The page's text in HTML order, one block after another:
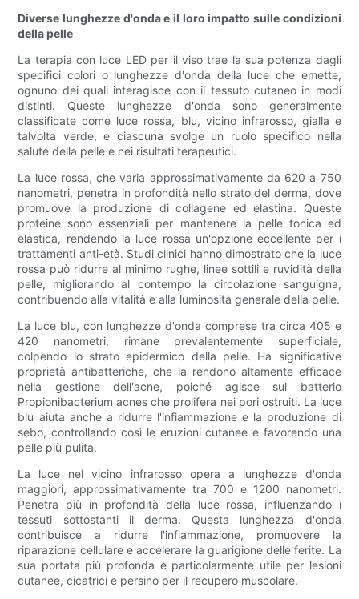
Diverse lunghezze d'onda e il loro impatto sulle condizioni
della pelle
La terapia con luce LED per il viso trae la sua potenza dagli
specifici colori o lunghezze d'onda della luce che emette,
ognuno dei quali interagisce con il tessuto cutaneo in modi
distinti. Queste lunghezze d'onda sono generalmente
classificate come luce rossa, blu, vicino infrarosso, gialla e
talvolta verde, e ciascuna svolge un ruolo specifico nella
salute della pelle e nei risultati terapeutici.
La luce rossa, che varia approssimativamente da 620 a 750
nanometri, penetra in profondità nello strato del derma, dove
promuove la produzione di collagene ed elastina. Queste
proteine ​​sono essenziali per mantenere la pelle tonica ed
elastica, rendendo la luce rossa un'opzione eccellente per i
trattamenti anti-età. Studi clinici hanno dimostrato che la luce
rossa può ridurre al minimo rughe, linee sottili e ruvidità della
pelle, migliorando al contempo la circolazione sanguigna,
contribuendo alla vitalità e alla luminosità generale della pelle.
La luce blu, con lunghezze d'onda comprese tra circa 405 e
420 nanometri, rimane prevalentemente superficiale,
colpendo lo strato epidermico della pelle. Ha significative
proprietà antibatteriche, che la rendono altamente efficace
nella gestione dell'acne, poiché agisce sul batterio
Propionibacterium acnes che prolifera nei pori ostruiti. La luce
blu aiuta anche a ridurre l'infiammazione e la produzione di
sebo, controllando così le eruzioni cutanee e favorendo una
pelle più pulita.
La luce nel vicino infrarosso opera a lunghezze d'onda
maggiori, approssimativamente tra 700 e 1200 nanometri.
Penetra più in profondità della luce rossa, influenzando i
tessuti sottostanti il ​​derma. Questa lunghezza d'onda
contribuisce a ridurre l'infiammazione, promuovere la
riparazione cellulare e accelerare la guarigione delle ferite. La
sua portata più profonda è particolarmente utile per lesioni
cutanee, cicatrici e persino per il recupero muscolare.